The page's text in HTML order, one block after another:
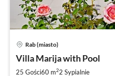
Rab (miasto)
Villa Marija with Pool
25 Gości60 m22 Sypialnie